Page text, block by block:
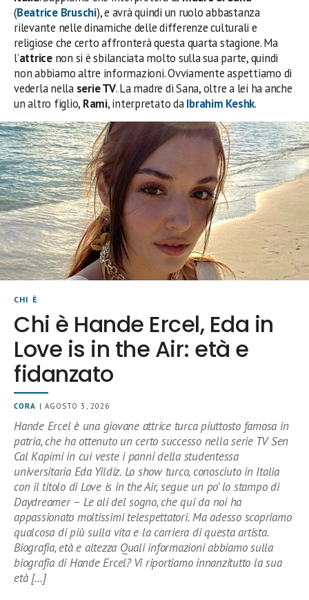
(Beatrice Bruschi), e avrà quindi un ruolo abbastanza
rilevante nelle dinamiche delle differenze culturali e
religiose che certo affronterà questa quarta stagione. Ma
l’attricenon si è sbilanciata molto sulla sua parte, quindi
non abbiamo altre informazioni. Ovviamente aspettiamo di
vederla nella serie TV. La madre di Sana, oltre a lei ha anche
un altro figlio, Rami, interpretato daIbrahim Keshk.
CHI È
Chi è Hande Ercel, Eda in
Love is in the Air: età e
fidanzato
CORA | AGOSTO 3, 2026
Hande Ercel è una giovane attrice turca piuttosto famosa in
patria, che ha ottenuto un certo successo nella serie TV Sen
Cal Kapimi in cui veste i panni della studentessa
universitaria Eda Yildiz. Lo show turco, conosciuto in Italia
con il titolo di Love is in the Air, segue un po’ lo stampo di
Daydreamer – Le ali del sogno, che qui da noi ha
appassionato moltissimi telespettatori. Ma adesso scopriamo
qualcosa di più sulla vita e la carriera di questa artista.
Biografia, età e altezza Quali informazioni abbiamo sulla
biografia di Hande Ercel? Vi riportiamo innanzitutto la sua
età […]